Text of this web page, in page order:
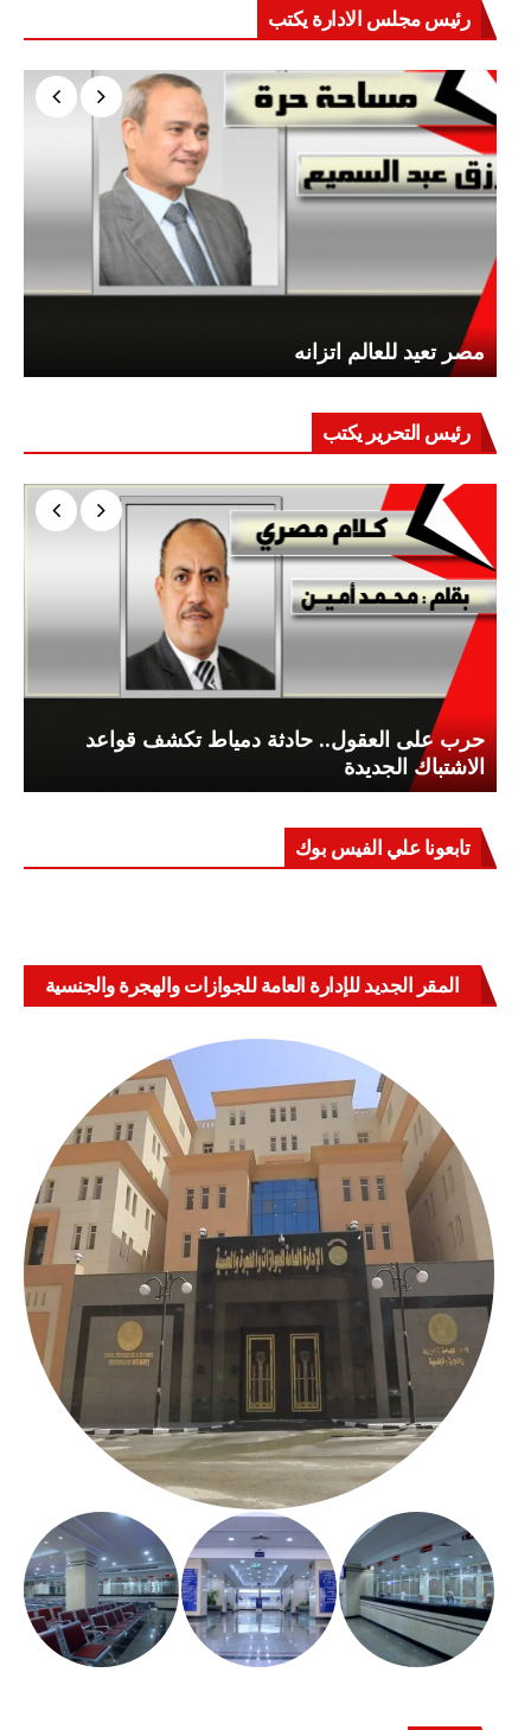
رئيس مجلس الادارة يكتب
مصر تعيد للعالم اتزانه
رئيس التحرير يكتب
حرب على العقول.. حادثة دمياط تكشف قواعد
الاشتباك الجديدة
تابعونا علي الفيس بوك
المقر الجديد للإدارة العامة للجوازات والهجرة والجنسية